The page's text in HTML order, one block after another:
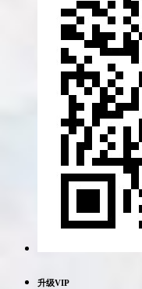
升级VIP